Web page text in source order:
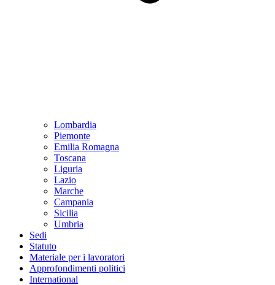
Lombardia
Piemonte
Emilia Romagna
Toscana
Liguria
Lazio
Marche
Campania
Sicilia
Umbria
Sedi
Statuto
Materiale per i lavoratori
Approfondimenti politici
International